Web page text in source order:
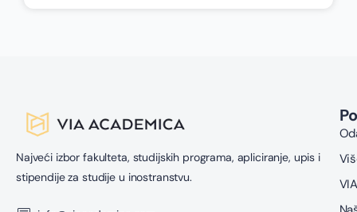
Najveći izbor fakulteta, studijskih programa, apliciranje, upis i
stipendije za studije u inostranstvu.